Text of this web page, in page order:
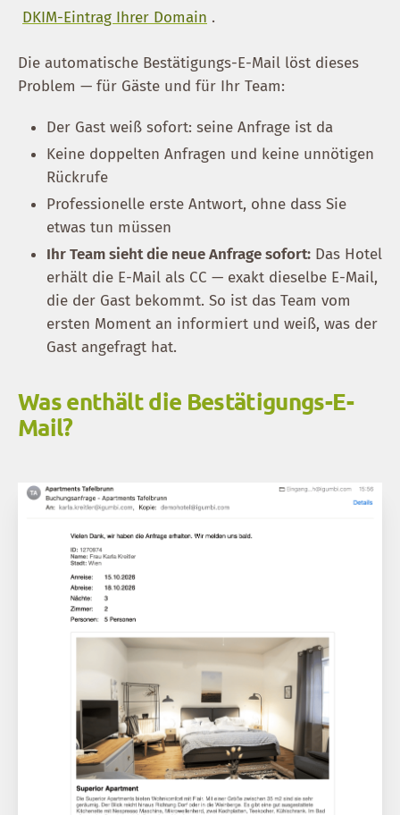
DKIM-Eintrag Ihrer Domain .
Die automatische Bestätigungs-E-Mail löst dieses
Problem — für Gäste und für Ihr Team:
Der Gast weiß sofort: seine Anfrage ist da
Keine doppelten Anfragen und keine unnötigen
Rückrufe
Professionelle erste Antwort, ohne dass Sie
etwas tun müssen
Ihr Team sieht die neue Anfrage sofort: Das Hotel
erhält die E-Mail als CC — exakt dieselbe E-Mail,
die der Gast bekommt. So ist das Team vom
ersten Moment an informiert und weiß, was der
Gast angefragt hat.
Was enthält die Bestätigungs-E-
Mail?